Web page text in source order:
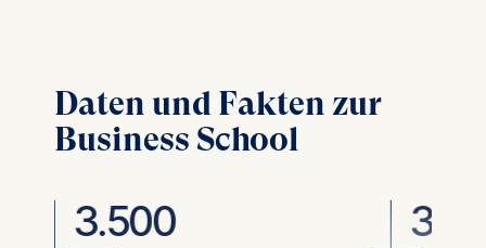
Daten und Fakten zur
Business School
3.500